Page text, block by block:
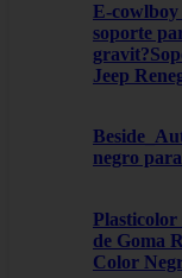
E-cowlboy
soporte
Jeep
negro
Plasticolor
de Goma
Color